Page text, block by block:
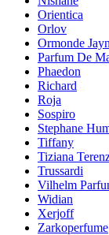
Orientica
Orlov
Ormonde
Parfum De
Phaedon
Richard
Roja
Sospiro
Stephane
Tiffany
Tiziana
Trussardi
Vilhelm
Widian
Xerjoff
Zarkoperfume